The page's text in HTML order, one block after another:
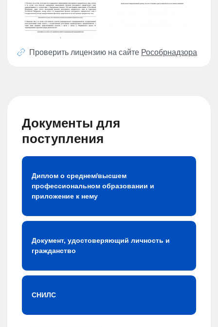
Проверить лицензию на сайте Рособрнадзора
Документы для
поступления
Диплом о среднем/высшем
профессиональном образовании и
приложение к нему
Документ, удостоверяющий личность и
гражданство
СНИЛС